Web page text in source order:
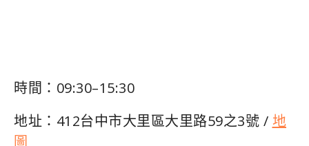
時間：09:30–15:30
地址：412台中市大里區大里路59之3號 / 地
圖